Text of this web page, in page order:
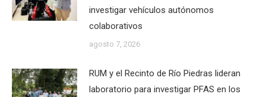
investigar vehículos autónomos
colaborativos
agosto 7, 2026
RUM y el Recinto de Río Piedras lideran
laboratorio para investigar PFAS en los